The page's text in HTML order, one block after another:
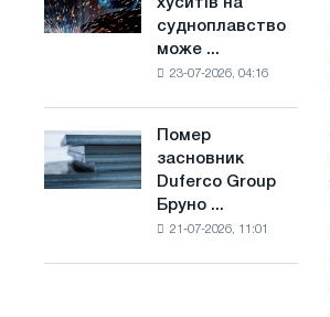
клімату
Сполученому
хуситів
на
судноплавство
Саудівської
сталі
хуситів на
судноплавство
може ...
23-07-2026, 04:16
Помер
засновник
Duferco
Помер
засновник
Duferco Group
Бруно ...
21-07-2026, 11:01